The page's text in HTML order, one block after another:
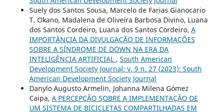
Suely dos Santos Sousa, Marcelo de Farias Gianocario
T. Okano, Madalena de Oliveira Barbosa Divino, Luana
dos Santos Cordeiro, Luana dos Santos Cordeiro, A
IMPORTÂNCIA DA DIVULGAÇÃO DE INFORMAÇÕES
SOBRE A SÍNDROME DE DOWN NA ERA DA
INTELIGÊNCIA ARTIFICIAL , South American
Development Society Journal: v. 9 n. 27 (2023): South
American Development Society Journal
Danylo Augusto Armelin, Johanna Milena Gómez
Caipa, A PERCEPÇÃO SOBRE A IMPLEMENTAÇÃO DE
UM SISTEMA DE BICICLETAS COMPARTILHADAS EM